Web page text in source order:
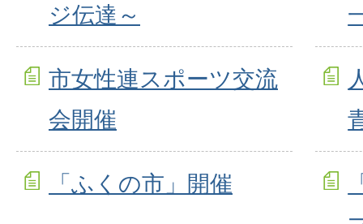
ジ伝達～
市女性連スポーツ交流
会開催
「ふくの市」開催